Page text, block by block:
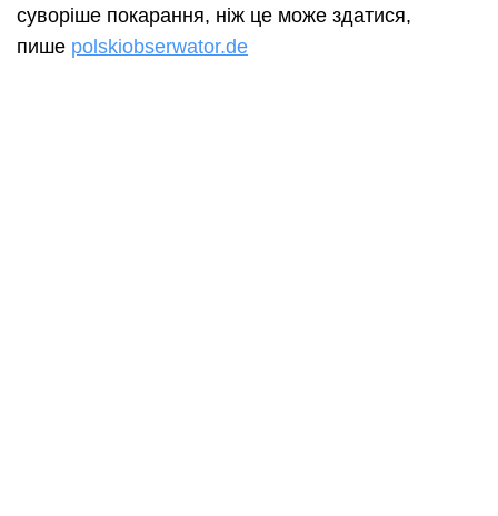
суворіше покарання, ніж це може здатися,
пише polskiobserwator.de